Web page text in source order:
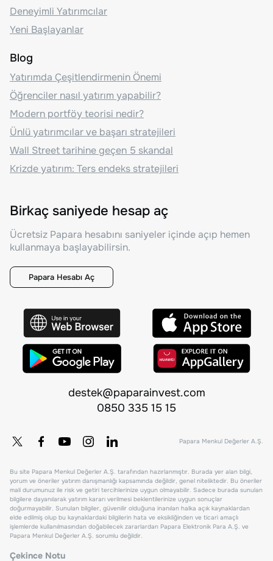
Deneyimli Yatırımcılar
Yeni Başlayanlar
Blog
Yatırımda Çeşitlendirmenin Önemi
Öğrenciler nasıl yatırım yapabilir?
Modern portföy teorisi nedir?
Ünlü yatırımcılar ve başarı stratejileri
Wall Street tarihine geçen 5 skandal
Krizde yatırım: Ters endeks stratejileri
Birkaç saniyede hesap aç
Ücretsiz Papara hesabını saniyeler içinde açıp hemen
kullanmaya başlayabilirsin.
Papara Hesabı Aç
destek@paparainvest.com
0850 335 15 15
Papara Menkul Değerler A.Ş.
Bu site Papara Menkul Değerler A.Ş. tarafından hazırlanmıştır. Burada yer alan bilgi,
yorum ve öneriler yatırım danışmanlığı kapsamında değildir, genel niteliktedir. Bu öneriler
mali durumunuz ile risk ve getiri tercihlerinize uygun olmayabilir. Sadece burada sunulan
bilgilere dayanılarak yatırım kararı verilmesi beklentilerinize uygun sonuçlar
doğurmayabilir. Sunulan bilgiler, güvenilir olduğuna inanılan halka açık kaynaklardan
elde edilmiş olup bu kaynaklardaki bilgilerin hata ve eksikliğinden ve ticari amaçlı
işlemlerde kullanılmasından doğabilecek zararlardan Papara Elektronik Para A.Ş. ve
Papara Menkul Değerler A.Ş. sorumlu değildir.
Çekince Notu